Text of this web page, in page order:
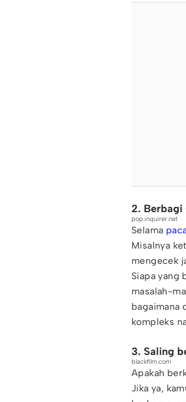
2. Berbagi
pop.inquirer.net
Selama
Misalnya
mengecek
Siapa yang
masalah-
bagaimana
kompleks
3. Saling
blackfilm.com
Apakah
Jika ya,